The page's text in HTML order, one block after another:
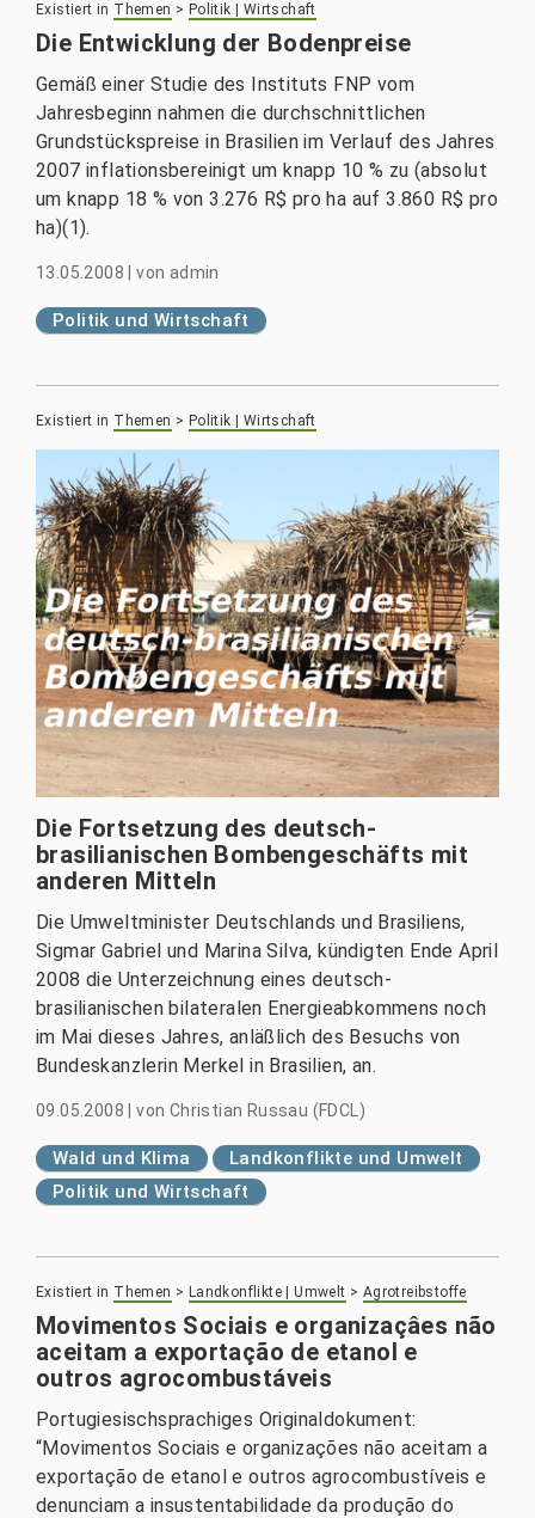
Existiert in Themen > Politik | Wirtschaft
Die Entwicklung der Bodenpreise
Gemäß einer Studie des Instituts FNP vom
Jahresbeginn nahmen die durchschnittlichen
Grundstückspreise in Brasilien im Verlauf des Jahres
2007 inflationsbereinigt um knapp 10 % zu (absolut
um knapp 18 % von 3.276 R$ pro ha auf 3.860 R$ pro
ha)(1).
13.05.2008 |von admin
Politik und Wirtschaft
Existiert in Themen > Politik | Wirtschaft
Die Fortsetzung des deutsch-
brasilianischen Bombengeschäfts mit
anderen Mitteln
Die Umweltminister Deutschlands und Brasiliens,
Sigmar Gabriel und Marina Silva, kündigten Ende April
2008 die Unterzeichnung eines deutsch-
brasilianischen bilateralen Energieabkommens noch
im Mai dieses Jahres, anläßlich des Besuchs von
Bundeskanzlerin Merkel in Brasilien, an.
09.05.2008 |von Christian Russau (FDCL)
Wald und Klima
Landkonflikte und Umwelt
Politik und Wirtschaft
Existiert in Themen > Landkonflikte | Umwelt > Agrotreibstoffe
Movimentos Sociais e organizaçâes não
aceitam a exportação de etanol e
outros agrocombustá­veis
Portugiesischsprachiges Originaldokument:
“Movimentos Sociais e organizações não aceitam a
exportação de etanol e outros agrocombustíveis e
denunciam a insustentabilidade da produção do